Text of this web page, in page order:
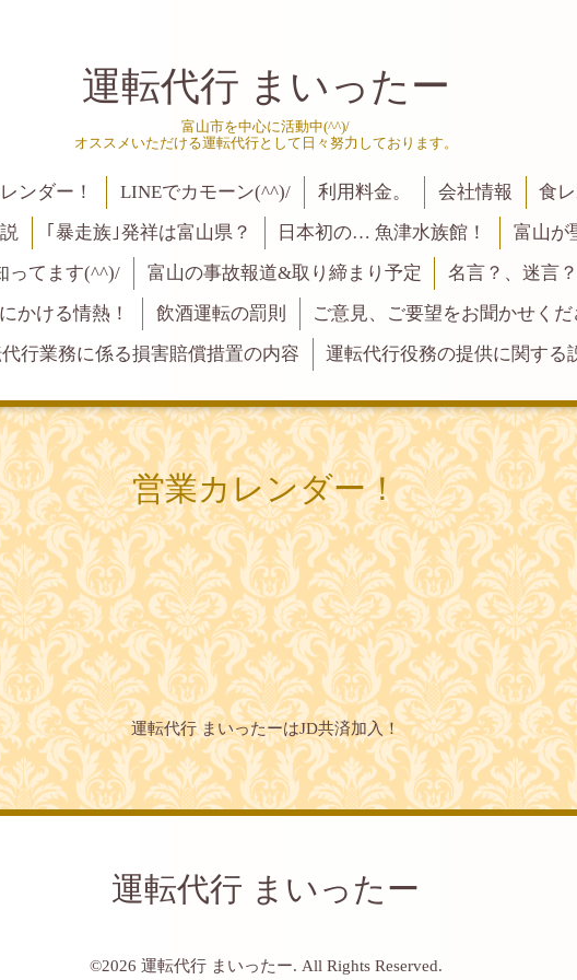
運転代行 まいったー
富山市を中心に活動中(^^)/
オススメいただける運転代行として日々努力しております。
ンダー！ LINEでカモーン(^^)/ 利用料金。 会社情報
食
｢暴走族｣発祥は富山県？ 日本初の… 魚津水族館！
富山が
ってます(^^)/
富山の事故報道&取り締まり予定
名言？、迷言
かける情熱！
飲酒運転の罰則 ご意見、ご要望をお聞かせくだ
行業務に係る損害賠償措置の内容
運転代行役務の提供に関する
営業カレンダー！
運転代行 まいったーはJD共済加入！
運転代行 まいったー
©2026 運転代行 まいったー. All Rights Reserved.